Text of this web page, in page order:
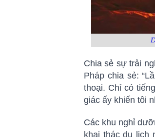
Chia sẻ sự trải
Pháp chia sẻ:
thoại. Chỉ có
giác ấy khiến tôi
Các khu nghỉ
khai thác du lịch